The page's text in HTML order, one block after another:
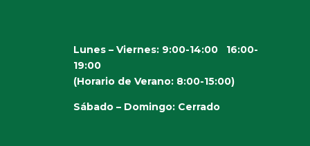
Lunes – Viernes: 9:00-14:00 16:00-
19:00
(Horario de Verano: 8:00-15:00)
Sábado – Domingo: Cerrado